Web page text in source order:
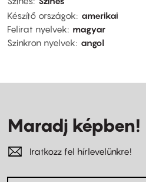
Készítő országok
amerikai
Felirat nyelvek
magyar
Szinkron nyelvek
angol
Maradj képben!
Iratkozz fel hírlevelünkre!